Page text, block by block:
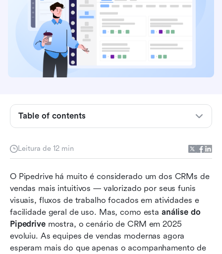
Leitura de 12 min
O Pipedrive há muito é considerado um dos CRMs de
vendas mais intuitivos — valorizado por seus funis
visuais, fluxos de trabalho focados em atividades e
facilidade geral de uso. Mas, como esta análise do
Pipedrive mostra, o cenário de CRM em 2025
evoluiu. As equipes de vendas modernas agora
esperam mais do que apenas o acompanhamento de
Table of contents
O que é o Pipedrive e quem normalmente o
utiliza
Revisão do software CRM Pipedrive
Planos do Pipedrive: o Pipedrive é gratuito ou
Prós e contras do Pipedrive
da comunidade
Conheça o Lark: plataforma tudo-em-um para
CRM, colaboração e fluxos de trabalho
Qual você deve escolher: Pipedrive ou Lark
Conclusão